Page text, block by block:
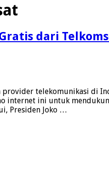
dari
provider telekomunikasi di
internet ini untuk
Presiden Joko …